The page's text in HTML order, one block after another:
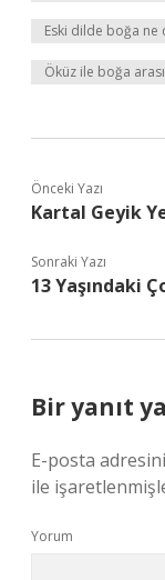
Eski dilde boğa ne
Öküz ile boğa
Önceki Yazı
Kartal Geyik
Sonraki Yazı
13 Yaşındaki
Bir yanıt
E-posta
ile
Yorum